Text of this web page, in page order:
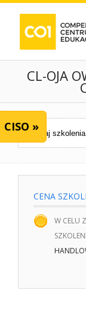
CL-OJA
CISO »
CENA
W CELU